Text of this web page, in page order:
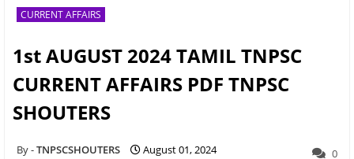
CURRENT AFFAIRS
1st AUGUST 2024 TAMIL TNPSC
CURRENT AFFAIRS PDF TNPSC
SHOUTERS
TNPSCSHOUTERS August 01, 2024 0